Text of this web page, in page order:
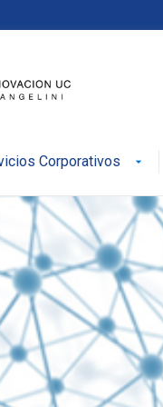
Corporativos